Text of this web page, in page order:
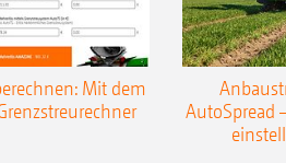
Mit dem
AutoSpread